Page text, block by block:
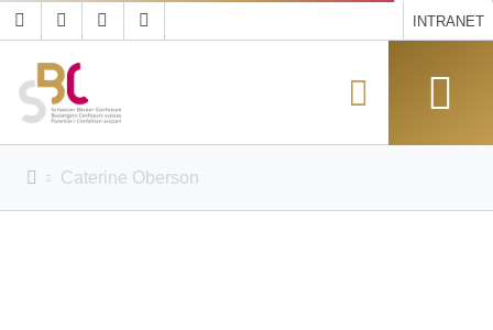
INTRANET
Caterine Oberson